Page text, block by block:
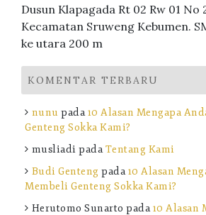
Dusun Klapagada Rt 02 Rw 01 No
Kecamatan Sruweng Kebumen.
ke utara 200 m
KOMENTAR TERBARU
nunu pada10 Alasan Mengapa
Genteng Sokka Kami?
musliadi padaTentang Kami
Budi Genteng pada10 Alasan
Membeli Genteng Sokka Kami?
Herutomo Sunarto pada10 Alasan